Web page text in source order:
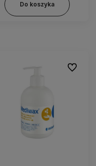
Do koszyka
Do